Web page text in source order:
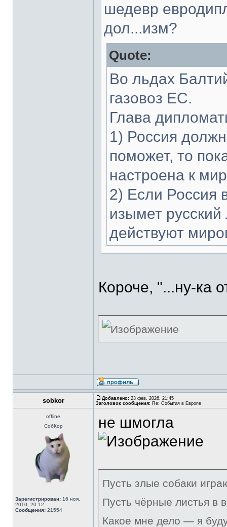
шедевр
дол...изм?
Quote:
Во льдах
газовоз ЕС.
Глава
1) Россия
поможет, то
настроена к
2) Если Россия
изымет русский
действуют
Короче, "...ну-ка
sobkor Добавлено: 23 фев, 2026, 21:45
Заголовок сообщения: Re: События в Европе
offline
СобКор
Зарегистрирован: 16 ноя,
2010, 20:12
Сообщения: 21554
не шмогла
Пусть злые собаки
Пусть чёрные листья в
Какое мне дело — я